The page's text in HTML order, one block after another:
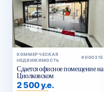
КОММЕРЧЕСКАЯ
НЕДВИЖИМОСТЬ
#000315
Сдается офисное помещение на
Циолковском
2 500 у.е.